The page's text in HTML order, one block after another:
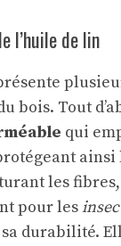
l’huile de lin
bois. Tout
qui
les
pour les
durabilité.